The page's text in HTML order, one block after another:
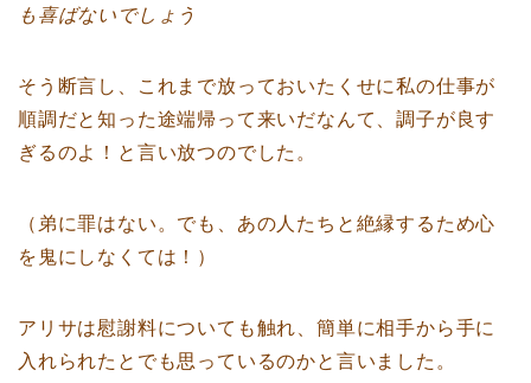
も喜ばないでしょう
そう断言し、これまで放っておいたくせに私の仕事が
順調だと知った途端帰って来いだなんて、調子が良す
ぎるのよ！と言い放つのでした。
（弟に罪はない。でも、あの人たちと絶縁するため心
を鬼にしなくては！）
アリサは慰謝料についても触れ、簡単に相手から手に
入れられたとでも思っているのかと言いました。